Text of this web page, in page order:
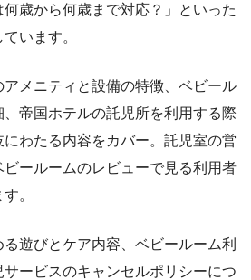
歳から何歳まで対応？」といった
います。
メニティと設備の特徴、ベビール
帝国ホテルの託児所を利用する際
わたる内容をカバー。託児室の営
ールームのレビューで見る利用者
。
遊びとケア内容、ベビールーム利
ービスのキャンセルポリシーにつ